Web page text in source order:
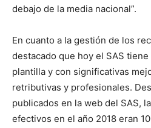
debajo de la media nacional”.
En cuanto a la gestión de los
destacado que hoy el SAS
plantilla y con significativas
retributivas y profesionales.
publicados en la web del SAS,
efectivos en el año 2018 eran